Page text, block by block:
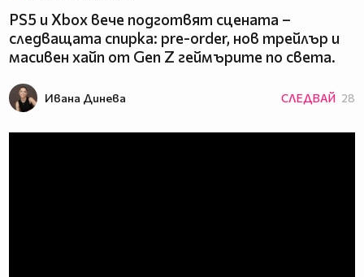
PS5 и Xbox вече подготвят сцената –
следващата спирка: pre-order, нов трейлър и
масивен хайп от Gen Z геймърите по света.
Ивана Динева СЛЕДВАЙ 28